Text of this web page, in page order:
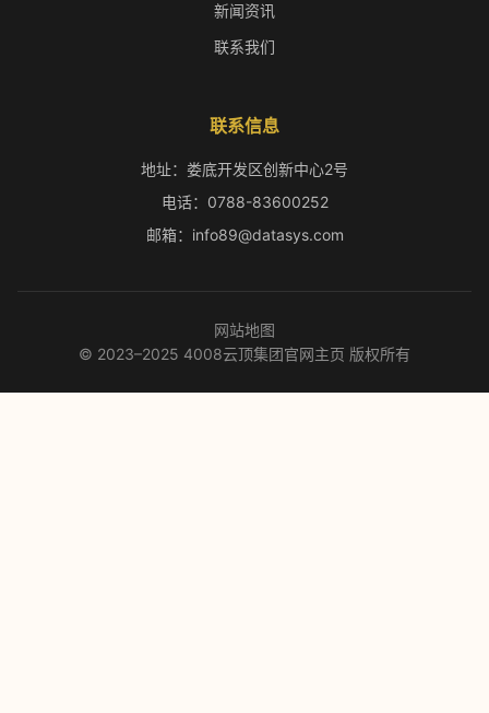
新闻资讯
联系我们
联系信息
地址：娄底开发区创新中心2号
电话：0788-83600252
邮箱：info89@datasys.com
网站地图
© 2023–2025 4008云顶集团官网主页 版权所有